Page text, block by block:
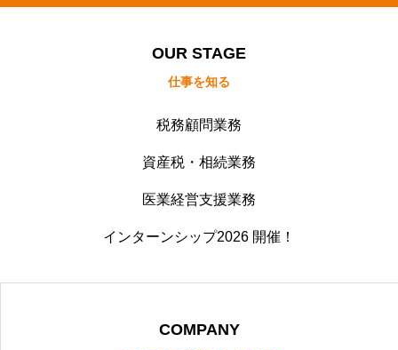
OUR STAGE
仕事を知る
税務顧問業務
資産税・相続業務
医業経営支援業務
インターンシップ2026 開催！
COMPANY